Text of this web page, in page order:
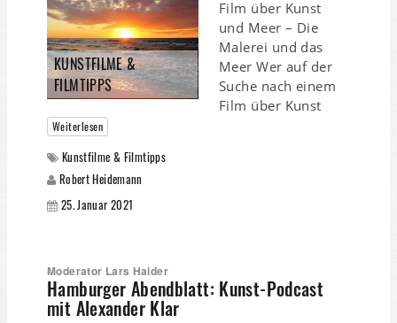
KUNSTFILME &
FILMTIPPS
Film über Kunst
und Meer – Die
Malerei und das
Meer Wer auf der
Suche nach einem
Film über Kunst
Weiterlesen
Kunstfilme & Filmtipps
Robert Heidemann
25. Januar 2021
Moderator Lars Haider
Hamburger Abendblatt: Kunst-Podcast
mit Alexander Klar